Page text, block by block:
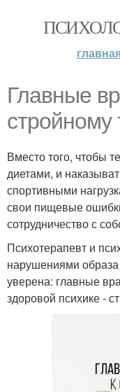
Главные
стройному
Вместо того, чтобы
диетами, и
спортивными
свои пищевые
сотрудничество с
Психотерапевт и
нарушениями
уверена: главные
здоровой психике -